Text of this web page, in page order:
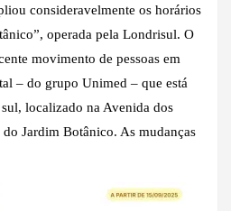
consideravelmente os horários
operada pela Londrisul. O
movimento de pessoas em
– do grupo Unimed – que está
localizado na Avenida dos
Jardim Botânico. As mudanças